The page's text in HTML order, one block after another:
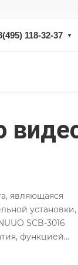
118-32-37
являющаяся
установки,
SCB-3016
функцией
видео по